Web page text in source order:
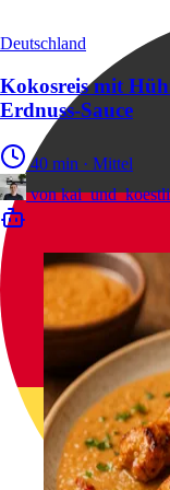
Deutschland
Kokosreis mit
Erdnuss-Sauce
40 min · Mittel
von